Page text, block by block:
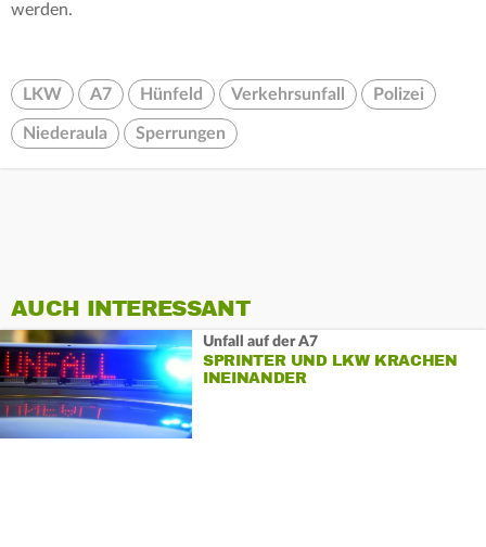
werden.
LKW A7 Hünfeld Verkehrsunfall Polizei
Niederaula Sperrungen
AUCH INTERESSANT
Unfall auf der A7
SPRINTER UND LKW KRACHEN
INEINANDER